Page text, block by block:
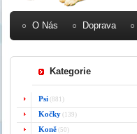
O Nás Doprava
Kategorie
Psi (881)
Kočky (139)
Koně (50)